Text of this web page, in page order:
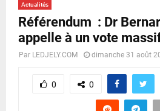
U
Actualités
Référendum : Dr
appelle à un vote
Par LEDJELY.COM dimanche 31 août
0 0